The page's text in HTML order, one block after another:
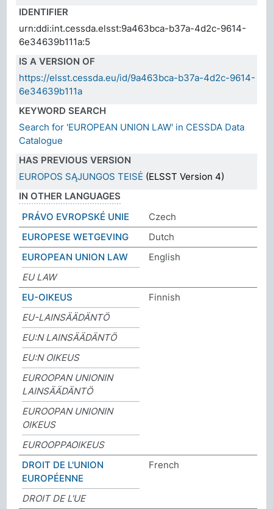
IDENTIFIER
urn:ddi:int.cessda.elsst:9a463bca-b37a-4d2c-9614-
6e34639b111a:5
IS A VERSION OF
https://elsst.cessda.eu/id/9a463bca-b37a-4d2c-9614-
6e34639b111a
KEYWORD SEARCH
Search for 'EUROPEAN UNION LAW' in CESSDA Data
Catalogue
HAS PREVIOUS VERSION
EUROPOS SĄJUNGOS TEISĖ (ELSST Version 4)
IN OTHER LANGUAGES
PRÁVO EVROPSKÉ UNIE
Czech
EUROPESE WETGEVING
Dutch
EUROPEAN UNION LAW
English
EU LAW
EU-OIKEUS
Finnish
EU-LAINSÄÄDÄNTÖ
EU:N LAINSÄÄDÄNTÖ
EU:N OIKEUS
EUROOPAN UNIONIN
LAINSÄÄDÄNTÖ
EUROOPAN UNIONIN
OIKEUS
EUROOPPAOIKEUS
DROIT DE L'UNION
EUROPÉENNE
French
DROIT DE L'UE